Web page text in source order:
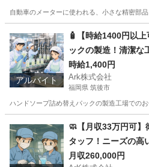
自動車のメーターに使われる、小さな精密部
工場 自動車
アルバイト
🧴【時給1400円以
ックの製造！清潔な
時給1,400円
Ark株式会社
福岡県 筑後市
ハンドソープ詰め替えパックの製造工場での
工場 時給
🧼【月収33万円可】
タッフ！ニーズの高
月収260,000円